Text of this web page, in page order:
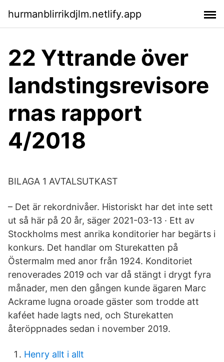
hurmanblirrikdjlm.netlify.app
22 Yttrande över
landstingsrevisore
rnas rapport
4/2018
BILAGA 1 AVTALSUTKAST
– Det är rekordnivåer. Historiskt har det inte sett
ut så här på 20 år, säger 2021-03-13 · Ett av
Stockholms mest anrika konditorier har begärts i
konkurs. Det handlar om Sturekatten på
Östermalm med anor från 1924. Konditoriet
renoverades 2019 och var då stängt i drygt fyra
månader, men den gången kunde ägaren Marc
Ackrame lugna oroade gäster som trodde att
kaféet hade lagts ned, och Sturekatten
återöppnades sedan i november 2019.
Henry allt i allt